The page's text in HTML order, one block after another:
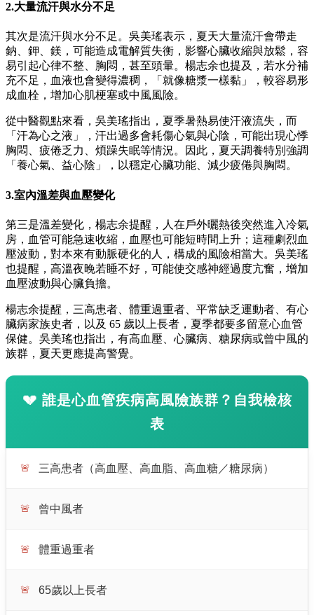
2.大量流汗與水分不足
其次是流汗與水分不足。吳美瑤表示，夏天大量流汗會帶走
鈉、鉀、鎂，可能造成電解質失衡，影響心臟收縮與放鬆，容
易引起心律不整、胸悶，甚至頭暈。楊志余也提及，若水分補
充不足，血液也會變得濃稠，「就像糖漿一樣黏」，較容易形
成血栓，增加心肌梗塞或中風風險。
從中醫觀點來看，吳美瑤指出，夏季暑熱易使汗液流失，而
「汗為心之液」，汗出過多會耗傷心氣與心陰，可能出現心悸
胸悶、疲倦乏力、煩躁失眠等情況。因此，夏天調養特別強調
「養心氣、益心陰」，以穩定心臟功能、減少疲倦與胸悶。
3.室內溫差與血壓變化
第三是溫差變化，楊志余提醒，人在戶外曬熱後突然進入冷氣
房，血管可能急速收縮，血壓也可能短時間上升；這種劇烈血
壓波動，對本來有動脈硬化的人，構成的風險相當大。吳美瑤
也提醒，高溫夜晚若睡不好，可能使交感神經過度亢奮，增加
血壓波動與心臟負擔。
楊志余提醒，三高患者、體重過重者、平常缺乏運動者、有心
臟病家族史者，以及 65 歲以上長者，夏季都要多留意心血管
保健。吳美瑤也指出，有高血壓、心臟病、糖尿病或曾中風的
族群，夏天更應提高警覺。
💔 誰是心血管疾病高風險族群 ？自我檢核
表
🚨 三高患者（高血壓、高血脂、高血糖／糖尿病）
🚨 曾中風者
🚨 體重過重者
🚨 65歲以上長者